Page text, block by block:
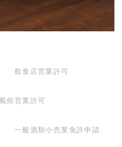
飲食店営業許可
風俗営業許可
一般酒類小売業免許申請